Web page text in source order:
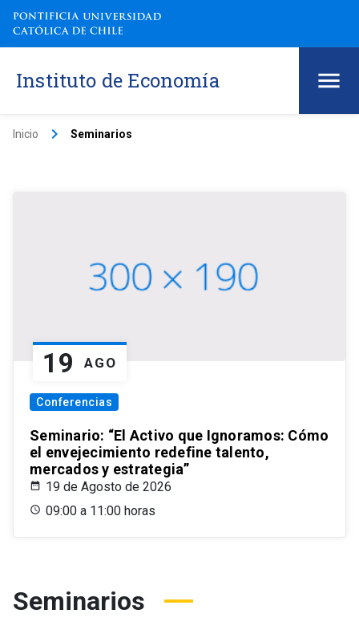
Instituto de Economía
Inicio keyboard_arrow_right Seminarios
19 AGO
Conferencias
Seminario: “El Activo que Ignoramos: Cómo
el envejecimiento redefine talento,
mercados y estrategia”
19 de Agosto de 2026
09:00 a 11:00 horas
Seminarios